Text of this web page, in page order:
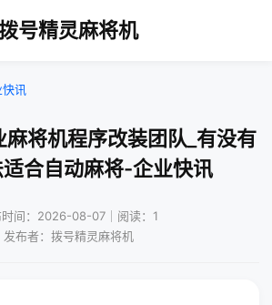
号精灵麻将机
讯
将机程序改装团队_有没有
合自动麻将-企业快讯
时间：2026-08-07｜阅读：1
发布者：拨号精灵麻将机